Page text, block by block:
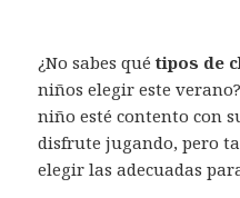
¿No sabes quétipos de
niños elegir este
niño esté contento con
disfrute jugando, pero
elegir las adecuadas